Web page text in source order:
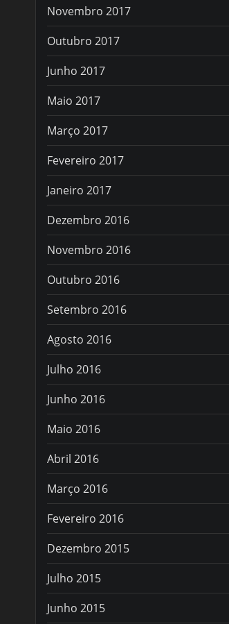
Novembro 2017
Outubro 2017
Junho 2017
Maio 2017
Março 2017
Fevereiro 2017
Janeiro 2017
Dezembro 2016
Novembro 2016
Outubro 2016
Setembro 2016
Agosto 2016
Julho 2016
Junho 2016
Maio 2016
Abril 2016
Março 2016
Fevereiro 2016
Dezembro 2015
Julho 2015
Junho 2015